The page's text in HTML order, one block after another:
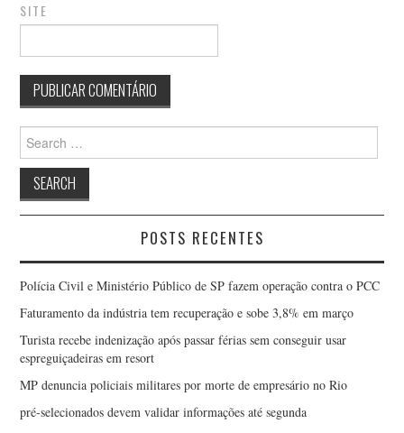
SITE
Search
for:
POSTS RECENTES
Polícia Civil e Ministério Público de SP fazem operação contra o PCC
Faturamento da indústria tem recuperação e sobe 3,8% em março
Turista recebe indenização após passar férias sem conseguir usar
espreguiçadeiras em resort
MP denuncia policiais militares por morte de empresário no Rio
pré-selecionados devem validar informações até segunda